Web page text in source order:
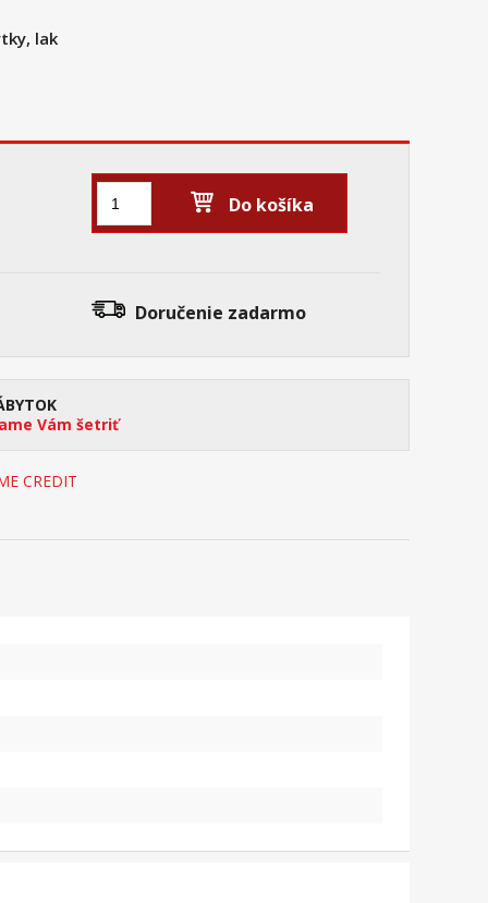
lak
Do košíka
Doručenie zadarmo
Vám šetriť
CREDIT